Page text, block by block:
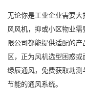
无论你是工业企业需要
风风机，抑或小区物业
限公司都能提供适配的
区，正为风机选型困惑
绿辰通风，免费获取勘测
节能的通风系统。